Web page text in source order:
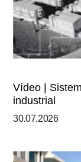
Vídeo |
industrial
30.07.2026